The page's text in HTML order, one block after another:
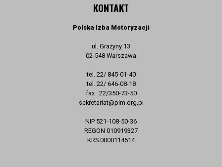
KONTAKT
Polska Izba Motoryzacji
ul. Grażyny 13
02-548 Warszawa
tel. 22/ 845-01-40
tel. 22/ 646-08-18
fax : 22/350-73-50
sekretariat@pim.org.pl
NIP 521-108-50-36
REGON 010919327
KRS 0000114514